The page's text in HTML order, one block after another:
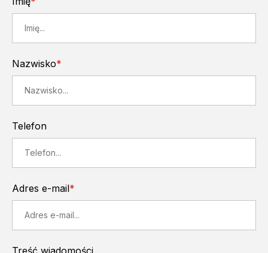
Nazwisko*
Telefon
Adres e-mail*
Treść wiadomości